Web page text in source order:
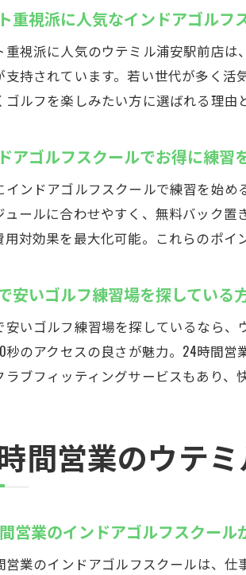
重視派に人気なインドアゴルフ
重視派に人気のウテミル浦安駅前店
支持されています。若い世代が多く
ゴルフを楽しみたい方に選ばれる理由
アゴルフスクールでお得に練習
インドアゴルフスクールで練習を始
ュールに合わせやすく、無料バック
用対効果を最大化可能。これらのポイ
安いゴルフ練習場を探している
安いゴルフ練習場を探しているなら
秒のアクセスの良さが魅力。24時間
ラブフィッティングサービスもあり、
間営業のウテ
営業のインドアゴルフスクール
営業のインドアゴルフスクールは、